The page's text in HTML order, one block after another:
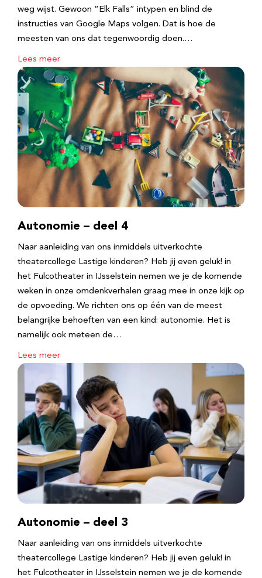
weg wijst. Gewoon “Elk Falls” intypen en blind de
instructies van Google Maps volgen. Dat is hoe de
meesten van ons dat tegenwoordig doen.…
Lees meer
Autonomie – deel 4
Naar aanleiding van ons inmiddels uitverkochte
theatercollege Lastige kinderen? Heb jij even geluk! in
het Fulcotheater in IJsselstein nemen we je de komende
weken in onze omdenkverhalen graag mee in onze kijk op
de opvoeding. We richten ons op één van de meest
belangrijke behoeften van een kind: autonomie. Het is
namelijk ook meteen de…
Lees meer
Autonomie – deel 3
Naar aanleiding van ons inmiddels uitverkochte
theatercollege Lastige kinderen? Heb jij even geluk! in
het Fulcotheater in IJsselstein nemen we je de komende